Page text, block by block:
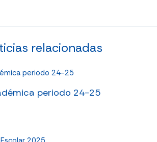
relacionadas
periodo 24-25